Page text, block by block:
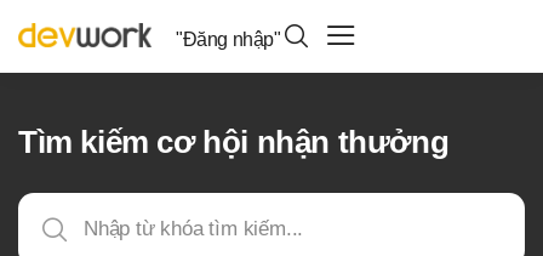
"Đăng nhập"
Tìm kiếm cơ hội nhận thưởng